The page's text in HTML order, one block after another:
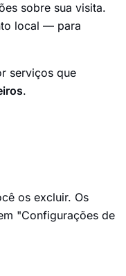
sobre sua visita.
local — para
serviços que
.
os excluir. Os
"Configurações de